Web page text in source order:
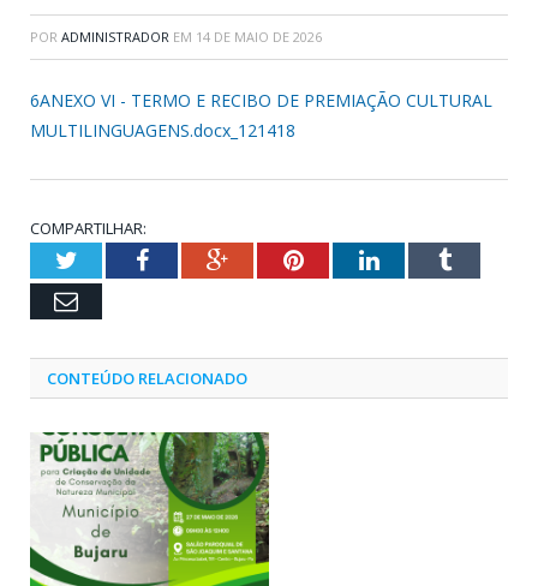
POR ADMINISTRADOR EM 14 DE MAIO DE 2026
6ANEXO VI - TERMO E RECIBO DE PREMIAÇÃO CULTURAL
MULTILINGUAGENS.docx_121418
COMPARTILHAR:
TwitterFacebookGoogle+PinterestLinkedInTumblr
Email
CONTEÚDO RELACIONADO